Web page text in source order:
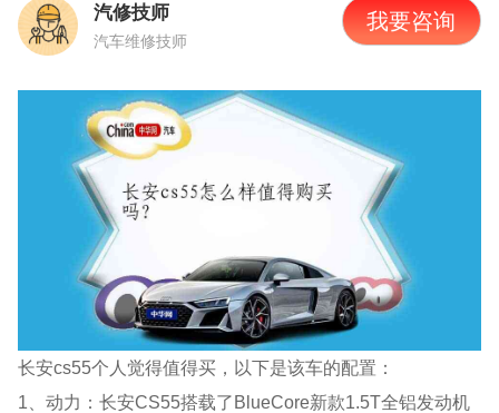
汽修技师
汽车维修技师
我要咨询
长安cs55个人觉得值得买，以下是该车的配置：
1、动力：长安CS55搭载了BlueCore新款1.5T全铝发动机